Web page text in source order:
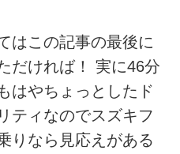
はこの記事の最後に
だければ！ 実に46分
はやちょっとしたド
ティなのでスズキフ
りなら見応えがある